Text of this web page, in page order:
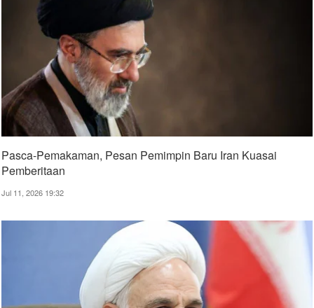
Pasca-Pemakaman, Pesan Pemimpin Baru Iran Kuasai
Pemberitaan
Jul 11, 2026 19:32